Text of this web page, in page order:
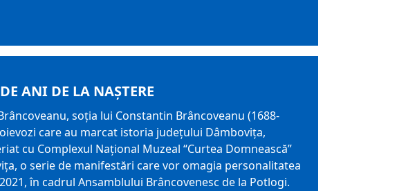
ANI DE LA NAȘTERE
soția lui Constantin Brâncoveanu (1688-
care au marcat istoria județului Dâmbovița,
cu Complexul Național Muzeal “Curtea Domnească”
o serie de manifestări care vor omagia personalitatea
în cadrul Ansamblului Brâncovenesc de la Potlogi.